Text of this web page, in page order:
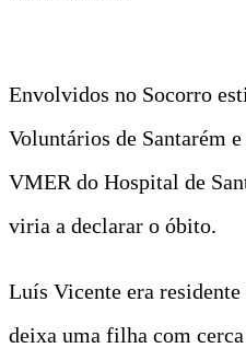
Envolvidos no Socorro
Voluntários de Santarém
VMER do Hospital de
viria a declarar o óbito.
Luís Vicente era residente
deixa uma filha com cerca